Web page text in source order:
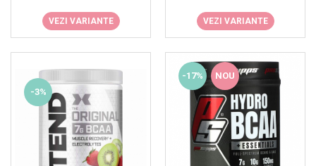
Puritan`s Pride
Revoflex
Rich Piana 5% Nutrition
Scivation
VEZI VARIANTE VEZI VARIANTE
-3%
-17% NOU